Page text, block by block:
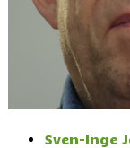
Sven-Inge